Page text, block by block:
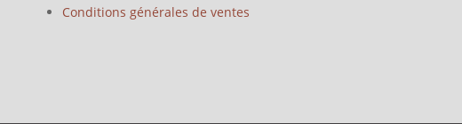
Conditions générales de ventes